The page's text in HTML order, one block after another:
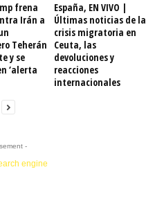
frena
Irán a
Teherán
y se
‘alerta
España, EN VIVO |
Últimas noticias de la
crisis migratoria en
Ceuta, las
devoluciones y
reacciones
internacionales
-